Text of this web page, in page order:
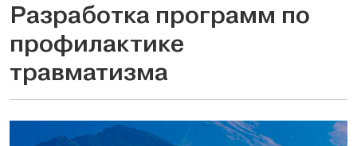
Разработка программ по
профилактике
травматизма